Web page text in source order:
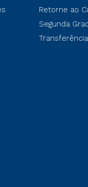
Retorne ao
Segunda
Transferência